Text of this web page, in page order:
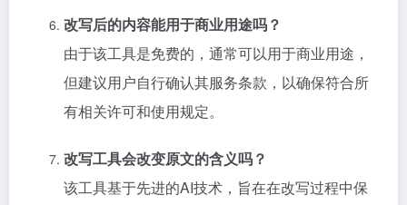
改写后的内容能用于商业用途吗？
由于该工具是免费的，通常可以用于商业用途，
但建议用户自行确认其服务条款，以确保符合所
有相关许可和使用规定。
改写工具会改变原文的含义吗？
该工具基于先进的AI技术，旨在在改写过程中保